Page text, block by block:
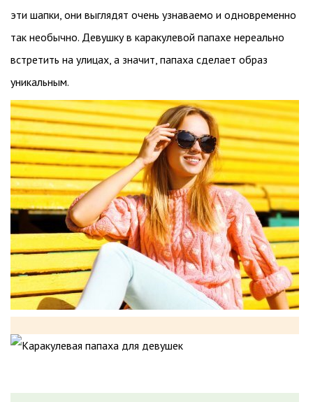
эти шапки, они выглядят очень узнаваемо и одновременно
так необычно. Девушку в каракулевой папахе нереально
встретить на улицах, а значит, папаха сделает образ
уникальным.